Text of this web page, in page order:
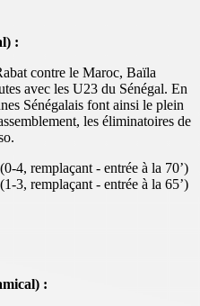
:
contre le Maroc, Baïla
avec les U23 du Sénégal. En
Sénégalais font ainsi le plein
les éliminatoires de
(0-4, remplaçant - entrée à la 70’)
(1-3, remplaçant - entrée à la 65’)
: